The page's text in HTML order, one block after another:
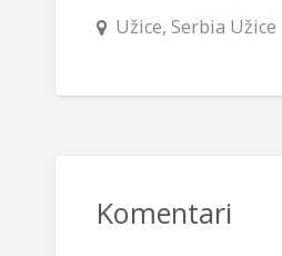
Užice, Serbia
Komentari